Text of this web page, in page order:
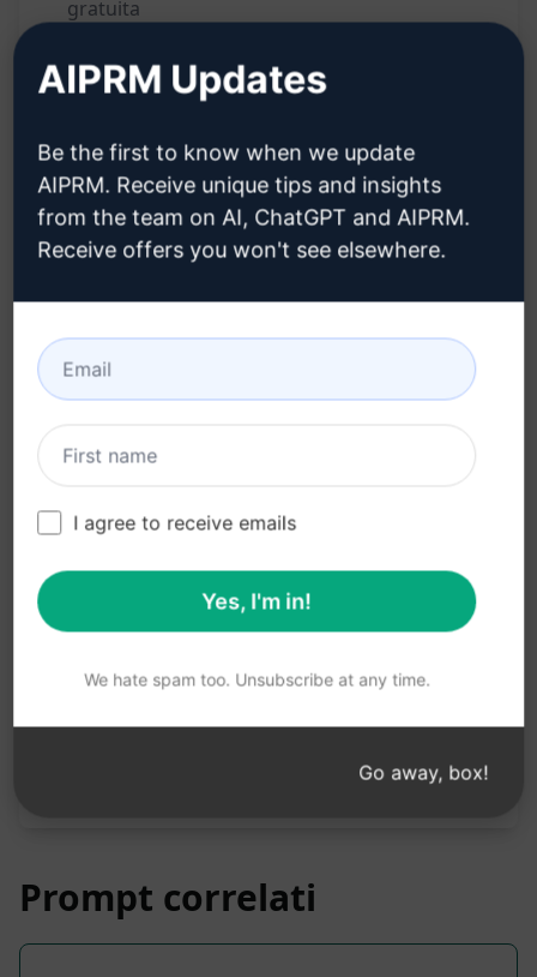
gratuita
all'arabo
Vantaggi:
Accesso a traduzioni accurate e affidabili
Servizio gratuito per tradurre contenuti
dall'inglese all'arabo
Statistiche del prompt
Nota bene: la descrizione precedente non è stata
migliore comprensione di ciò che verrà generato,
si consiglia di installare gratuitamente AIPRM e di
Prompt correlati
AIPRM Updates
Be the first to know when we update
AIPRM. Receive unique tips and insights
from the team on AI, ChatGPT and AIPRM.
Receive offers you won't see elsewhere.
I agree to receive emails
Yes, I'm in!
We hate spam too. Unsubscribe at any time.
Go away, box!